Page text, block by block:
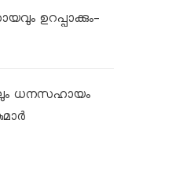
ഉറപ്പാക്കും-
ധനസഹായം